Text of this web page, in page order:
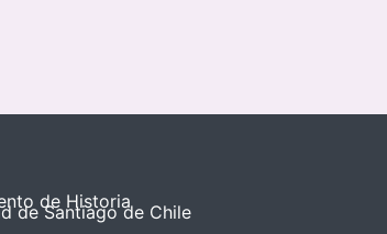
de Historia
de Santiago de Chile